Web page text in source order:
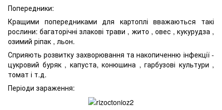
Попередники:
Кращими попередниками для картоплі вважаються такі
рослини: багаторічні злакові трави , жито , овес , кукурудза ,
озимий ріпак , льон.
Сприяють розвитку захворювання та накопиченню інфекції -
цукровий буряк , капуста, конюшина , гарбузові культури ,
томат і т.д.
Періоди зараження: